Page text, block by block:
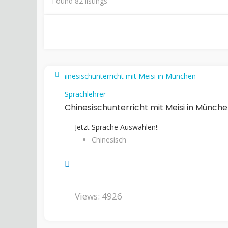
Sprachlehrer
Chinesischunterricht mit Meisi in
Jetzt Sprache Auswählen!:
Chinesisch
Views: 4926